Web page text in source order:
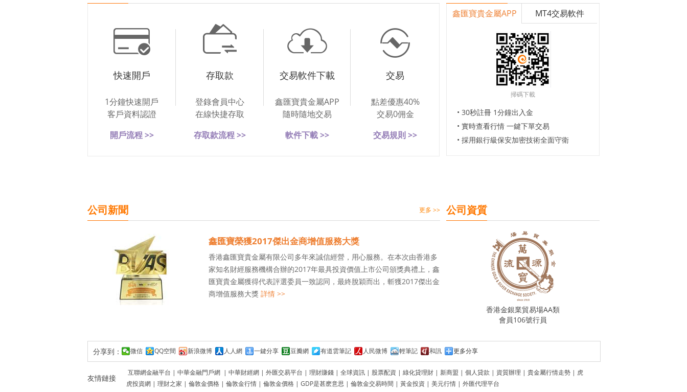
快速開戶
1分鐘快速開戶
客戶資料認證
開戶流程 >>
存取款
登錄會員中心
在線快捷存取
存取款流程 >>
交易軟件下載
鑫匯寶貴金屬APP
隨時隨地交易
軟件下載 >>
交易
點差優惠40%
交易0佣金
交易規則 >>
鑫匯寶貴金屬APP MT4交易軟件
掃碼下載
• 30秒註冊 1分鐘出入金
• 實時查看行情 一鍵下單交易
• 採用銀行級保安加密技術全面守衛
公司新聞 更多 >>
鑫匯寶榮獲2017傑出金商增值服務大獎
香港鑫匯寶貴金屬有限公司多年來誠信經營，用心服務。在本次由香港多
家知名財經服務機構合辦的2017年最具投資價值上市公司頒獎典禮上，鑫
匯寶貴金屬獲得代表評選委員一致認同，最終脫穎而出，斬獲2017傑出金
商增值服務大獎 詳情 >>
公司資質
香港金銀業貿易場AA類
會員106號行員
分享到： 微信 QQ空間 新浪微博 人人網 一鍵分享 豆瓣網 有道雲筆記 人民微博 輕筆記 和訊 更多分享
友情鏈接
互聯網金融平台 | 中華金融門戶網 | 中華財經網 | 外匯交易平台 | 理財賺錢 | 全球資訊 | 股票配資 | 綠化貸理財 | 新商盟 | 個人貸款 | 資質辦理 | 貴金屬行情走勢 | 虎
虎投資網 | 理財之家 | 倫敦金價格 | 倫敦金行情 | 倫敦金價格 | GDP是甚麽意思 | 倫敦金交易時間 | 黃金投資 | 美元行情 | 外匯代理平台